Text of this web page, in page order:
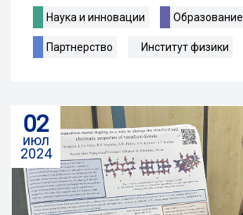
Наука и инновации Образование
Партнерство Институт физики
02
июл
2024